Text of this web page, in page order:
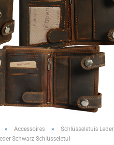
» Accessoires » Schlüsseletuis Leder
Schwarz Schlüsseletui